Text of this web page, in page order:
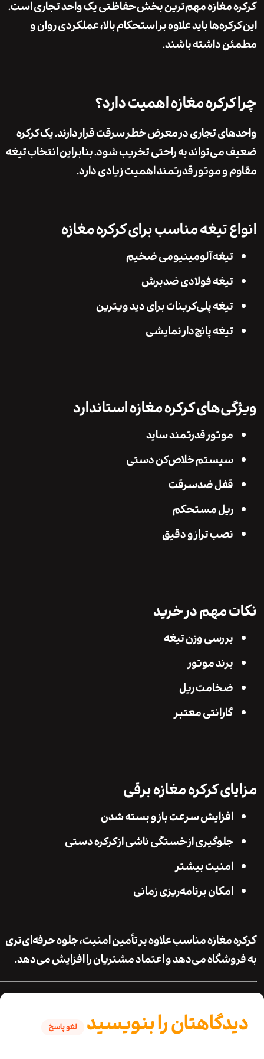
مغازه مهم‌ترین بخش حفاظتی یک واحد تجاری است.
باید علاوه بر استحکام بالا، عملکردی روان و
داشته باشند.
مغازه اهمیت دارد؟
تجاری در معرض خطر سرقت قرار دارند. یک کرکره
به راحتی تخریب شود. بنابراین انتخاب تیغه
و موتور قدرتمند اهمیت زیادی دارد.
تیغه مناسب برای کرکره مغازه
تیغه آلومینیومی ضخیم
تیغه فولادی ضدبرش
تیغه پلی‌کربنات برای دید ویترین
تیغه پانچ‌دار نمایشی
کرکره مغازه استاندارد
موتور قدرتمند ساید
سیستم خلاص‌کن دستی
قفل ضدسرقت
ریل مستحکم
نصب تراز و دقیق
مهم در خرید
بررسی وزن تیغه
برند موتور
ضخامت ریل
گارانتی معتبر
کرکره مغازه برقی
افزایش سرعت باز و بسته شدن
جلوگیری از خستگی ناشی از کرکره دستی
امنیت بیشتر
امکان برنامه‌ریزی زمانی
مغازه مناسب علاوه بر تأمین امنیت، جلوه حرفه‌ای‌تری
می‌دهد و اعتماد مشتریان را افزایش می‌دهد.
را بنویسید لغو پاسخ